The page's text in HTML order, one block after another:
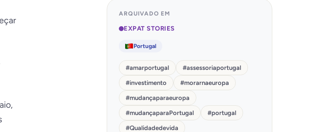
ARQUIVADO EM
EXPAT STORIES
Portugal
#amarportugal #assessoriaportugal
#investimento #morarnaeuropa
#mudançaparaeuropa
#mudançaparaPortugal #portugal
#Qualidadedevida